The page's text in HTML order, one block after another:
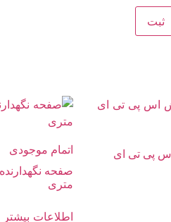
پی تی ای اتمام موجودی
متری
اطلاعات بیشتر